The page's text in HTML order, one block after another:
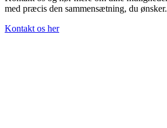
med præcis den sammensætning, du ønsker.
Kontakt os her